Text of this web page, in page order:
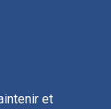
et